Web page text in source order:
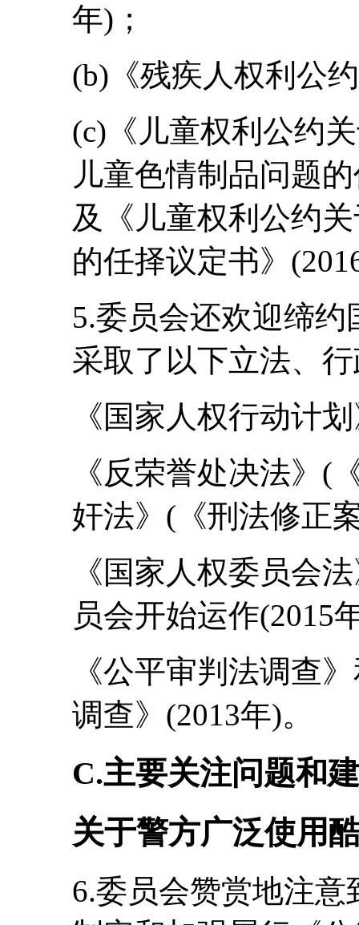
年)；
(b)《残疾人权利公
(c)《儿童权利公约
儿童色情制品问题
及《儿童权利公约
的任择议定书》
5.委员会还欢迎缔
采取了以下立法、
《国家人权行动计
《反荣誉处决法》(
奸法》(《刑法修正
《国家人权委员会
员会开始运作(2015
《公平审判法调查
调查》(2013年)。
C.主要关注问题和
关于警方广泛使用
6.委员会赞赏地注